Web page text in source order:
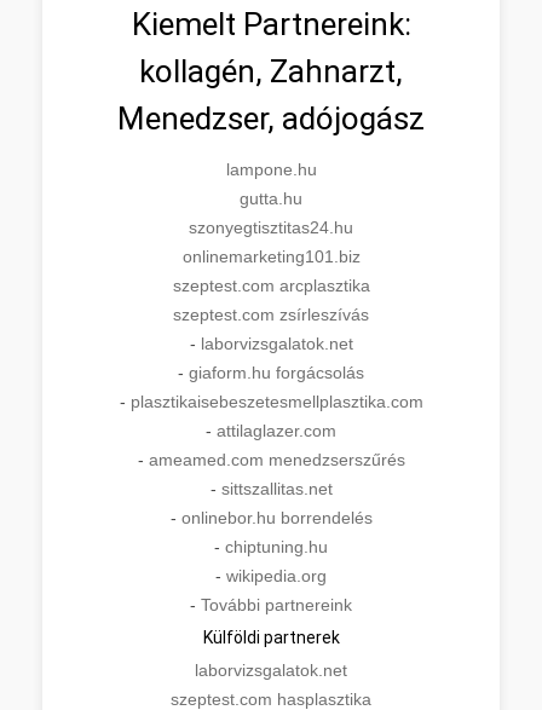
Kiemelt Partnereink:
kollagén, Zahnarzt,
Menedzser, adójogász
lampone.hu
gutta.hu
szonyegtisztitas24.hu
onlinemarketing101.biz
szeptest.com arcplasztika
szeptest.com zsírleszívás
- laborvizsgalatok.net
- giaform.hu forgácsolás
- plasztikaisebeszetesmellplasztika.com
- attilaglazer.com
- ameamed.com menedzserszűrés
- sittszallitas.net
- onlinebor.hu borrendelés
- chiptuning.hu
- wikipedia.org
- További partnereink
Külföldi partnerek
laborvizsgalatok.net
szeptest.com hasplasztika